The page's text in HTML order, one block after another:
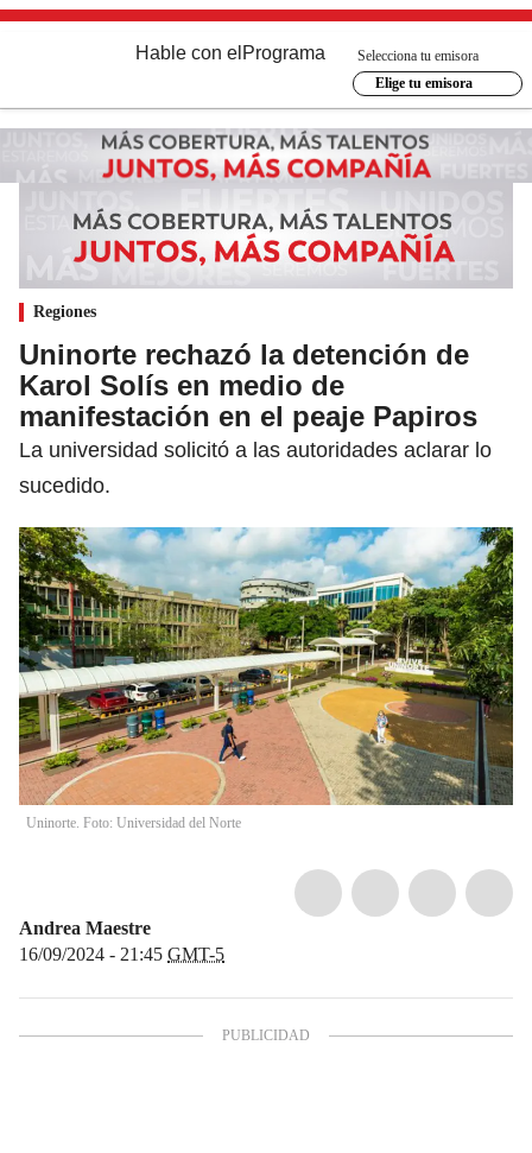
Hable con el Programa
Selecciona tu emisora
Elige tu emisora
Regiones
Uninorte rechazó la detención de
Karol Solís en medio de
manifestación en el peaje Papiros
La universidad solicitó a las autoridades aclarar lo
sucedido.
Uninorte. Foto: Universidad del Norte
Andrea Maestre
16/09/2024 - 21:45 GMT-5